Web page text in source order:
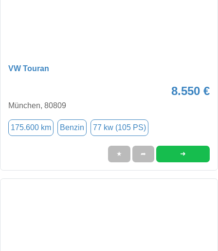
VW Touran
8.550 €
München, 80809
175.600 km Benzin 77 kw (105 PS)
★ ➦ ➜